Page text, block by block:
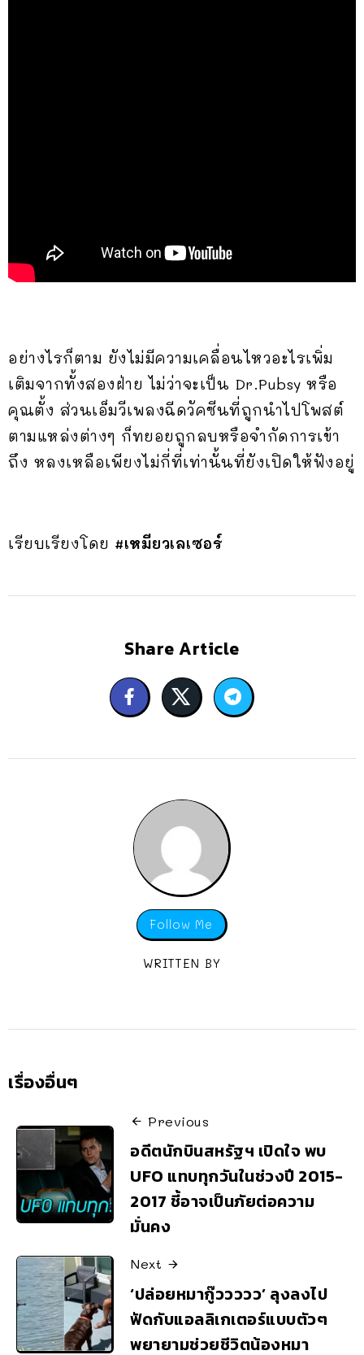
อย่างไรก็ตาม ยังไม่มีความเคลื่อนไหวอะไรเพิ่ม
เติมจากทั้งสองฝ่าย ไม่ว่าจะเป็น Dr.Pubsy หรือ
คุณตั้ง ส่วนเอ็มวีเพลงฉีดวัคซีนที่ถูกนำไปโพสต์
ตามแหล่งต่างๆ ก็ทยอยถูกลบหรือจำกัดการเข้า
ถึง หลงเหลือเพียงไม่กี่ที่เท่านั้นที่ยังเปิดให้ฟังอยู่
เรียบเรียงโดย #เหมียวเลเซอร์
Share Article
Follow Me
WRITTEN BY
เรื่องอื่นๆ
Previous
อดีตนักบินสหรัฐฯ เปิดใจ พบ
UFO แทบทุกวันในช่วงปี 2015-
2017 ชี้อาจเป็นภัยต่อความ
มั่นคง
Next
‘ปล่อยหมากู๊ววววว’ ลุงลงไป
ฟัดกับแอลลิเกเตอร์แบบตัวๆ
พยายามช่วยชีวิตน้องหมา